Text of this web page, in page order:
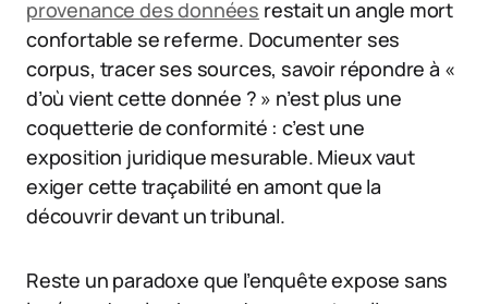
provenance des données restait un angle mort
confortable se referme. Documenter ses
corpus, tracer ses sources, savoir répondre à «
d’où vient cette donnée ? » n’est plus une
coquetterie de conformité : c’est une
exposition juridique mesurable. Mieux vaut
exiger cette traçabilité en amont que la
découvrir devant un tribunal.
Reste un paradoxe que l’enquête expose sans